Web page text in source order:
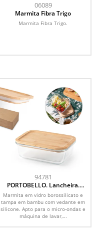
06089
Marmita Fibra Trigo
Marmita Fibra Trigo.
94781
PORTOBELLO. Lancheira.
Marmita em vidro borossilicato
e tampa em bambu 1 L
Marmita em vidro borossilicato e
tampa em bambu com vedante em
silicone. Apto para o micro-ondas e
máquina de lavar,...